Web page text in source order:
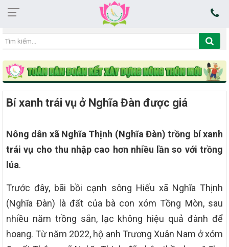
02:11:16 10/08/2026
Bí xanh trái vụ ở Nghĩa Đàn được giá
Nông dân xã Nghĩa Thịnh (Nghĩa Đàn) trồng bí xanh
trái vụ cho thu nhập cao hơn nhiều lần so với trồng
lúa.
Trước đây, bãi bồi cạnh sông Hiếu xã Nghĩa Thịnh
(Nghĩa Đàn) là đất của bà con xóm Tồng Mòn, sau
nhiều năm trồng sắn, lạc không hiệu quả đành để
hoang. Từ năm 2022, hộ anh Trương Xuân Nam ở xóm